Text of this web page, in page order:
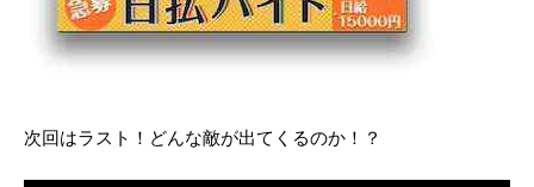
次回はラスト！どんな敵が出てくるのか！？